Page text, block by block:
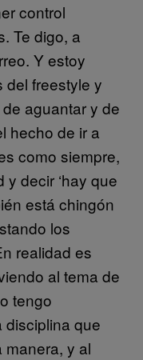
control
Te digo, a
Y estoy
freestyle y
aguantar y de
hecho de ir a
como siempre,
decir ‘hay que
está chingón
los
realidad es
al tema de
tengo
disciplina que
y al